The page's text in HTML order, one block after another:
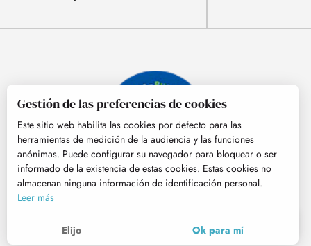
MENÚ
Buscar
© Tourisme Hautes-Pyrénées
Gestión de las preferencias de cookies
Este sitio web habilita las cookies por defecto para las
herramientas de medición de la audiencia y las funciones
anónimas. Puede configurar su navegador para bloquear o ser
informado de la existencia de estas cookies. Estas cookies no
almacenan ninguna información de identificación personal.
Leer más
Elijo Ok para mí